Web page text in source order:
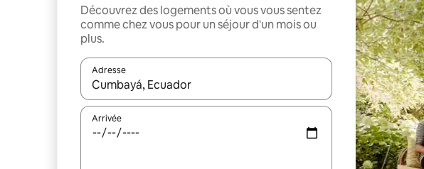
Découvrez des logements où vous vous sentez
comme chez vous pour un séjour d'un mois ou
plus.
Adresse
Lorsque les résultats s'affichent, utilisez les flèches vers le haut et vers
Arrivée